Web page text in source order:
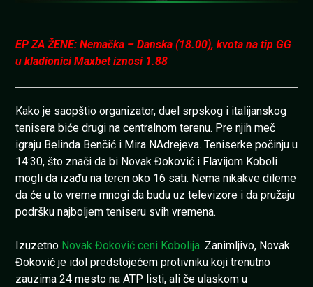
EP ZA ŽENE: Nemačka – Danska (18.00), kvota na tip GG
u kladionici Maxbet iznosi 1.88
Kako je saopštio organizator, duel srpskog i italijanskog
tenisera biće drugi na centralnom terenu. Pre njih meč
igraju Belinda Benčić i Mira NAdrejeva. Teniserke počinju u
14:30, što znači da bi Novak Đoković i Flavijom Koboli
mogli da izađu na teren oko 16 sati. Nema nikakve dileme
da će u to vreme mnogi da budu uz televizore i da pružaju
podršku najboljem teniseru svih vremena.
Izuzetno Novak Đoković ceni Kobolija. Zanimljivo, Novak
Đoković je idol predstojećem protivniku koji trenutno
zauzima 24 mesto na ATP listi, ali če ulaskom u